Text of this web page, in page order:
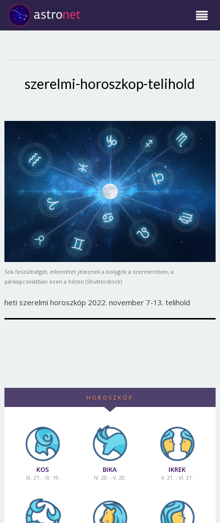
szerelmi-horoszkop-telihold
Sok feszültséget, ellentétet jeleznek a bolygók a szerelemben, a
párkapcsolatban ezen a héten (Shutterstock)
heti szerelmi horoszkóp 2022. november 7-13. telihold
HOROSZKÓP
KOS
III. 21. - IV. 19.
BIKA
IV. 20. - V. 20.
IKREK
V. 21. - VI. 21.